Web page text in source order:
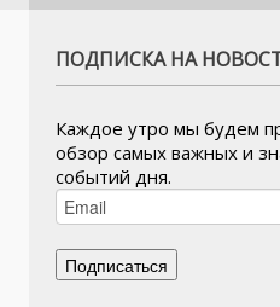
ПОДПИСКА НА
Каждое утро мы будем
обзор самых важных и
событий дня.